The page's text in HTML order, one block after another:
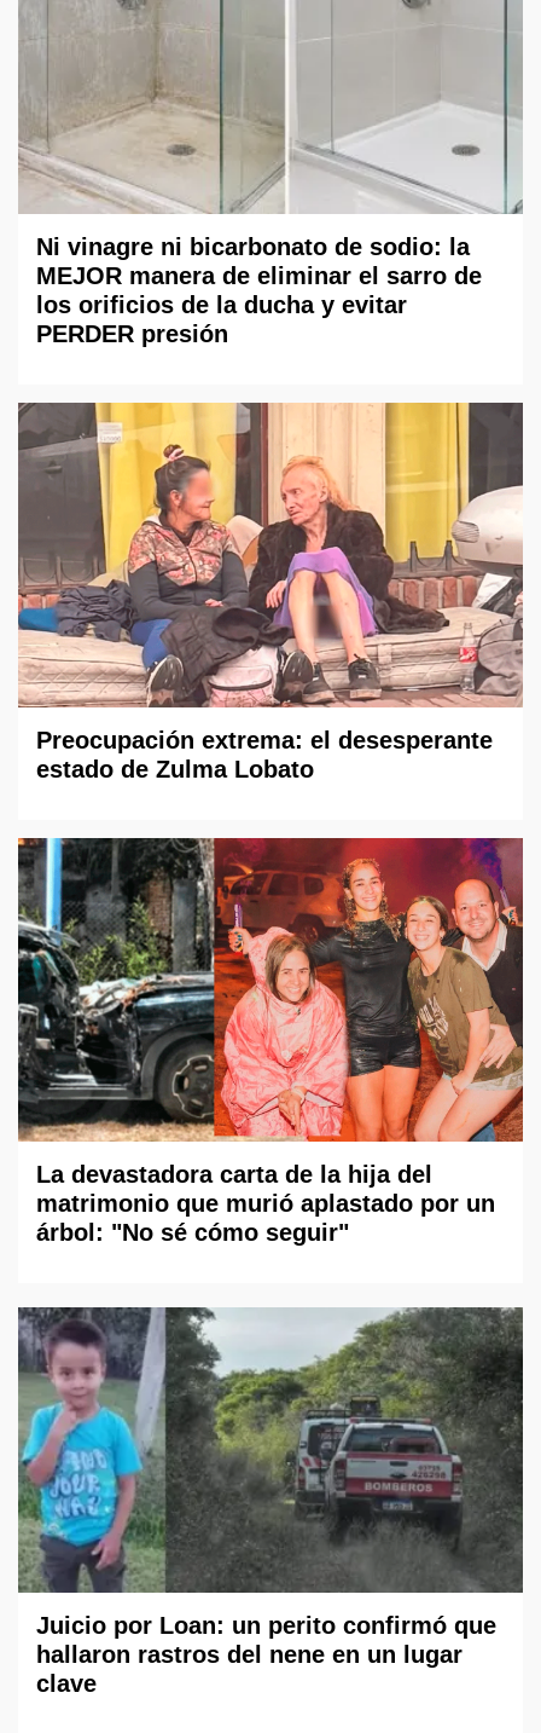
Ni vinagre ni bicarbonato de sodio: la
MEJOR manera de eliminar el sarro de
los orificios de la ducha y evitar
PERDER presión
Preocupación extrema: el desesperante
estado de Zulma Lobato
La devastadora carta de la hija del
matrimonio que murió aplastado por un
árbol: "No sé cómo seguir"
Juicio por Loan: un perito confirmó que
hallaron rastros del nene en un lugar
clave